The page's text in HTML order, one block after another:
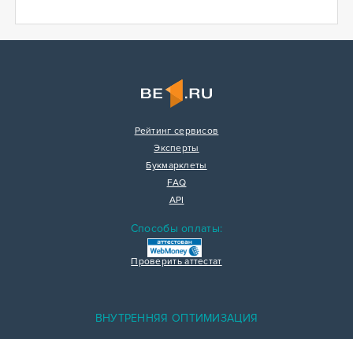
Рейтинг сервисов
Эксперты
Букмарклеты
FAQ
API
Способы оплаты:
Проверить аттестат
ВНУТРЕННЯЯ ОПТИМИЗАЦИЯ